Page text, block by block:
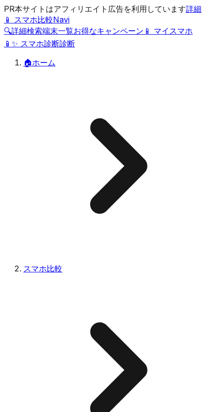
PR本サイトはアフィリエイト広告を利用しています詳細
📱 スマホ比較Navi
🔍詳細検索端末一覧お得なキャンペーン 📱 マイスマホ
📱 ✨ スマホ診断診断
🏠ホーム
スマホ比較